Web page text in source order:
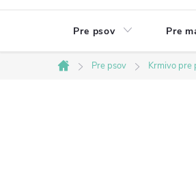
Pre psov Pre
Domov
Pre psov Krmivo pre